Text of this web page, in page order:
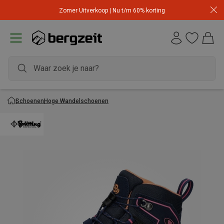
Zomer Uitverkoop | Nu t/m 60% korting
SchoenenHoge Wandelschoenen